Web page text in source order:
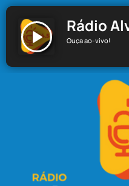
Rádio
Ouça ao-vivo!